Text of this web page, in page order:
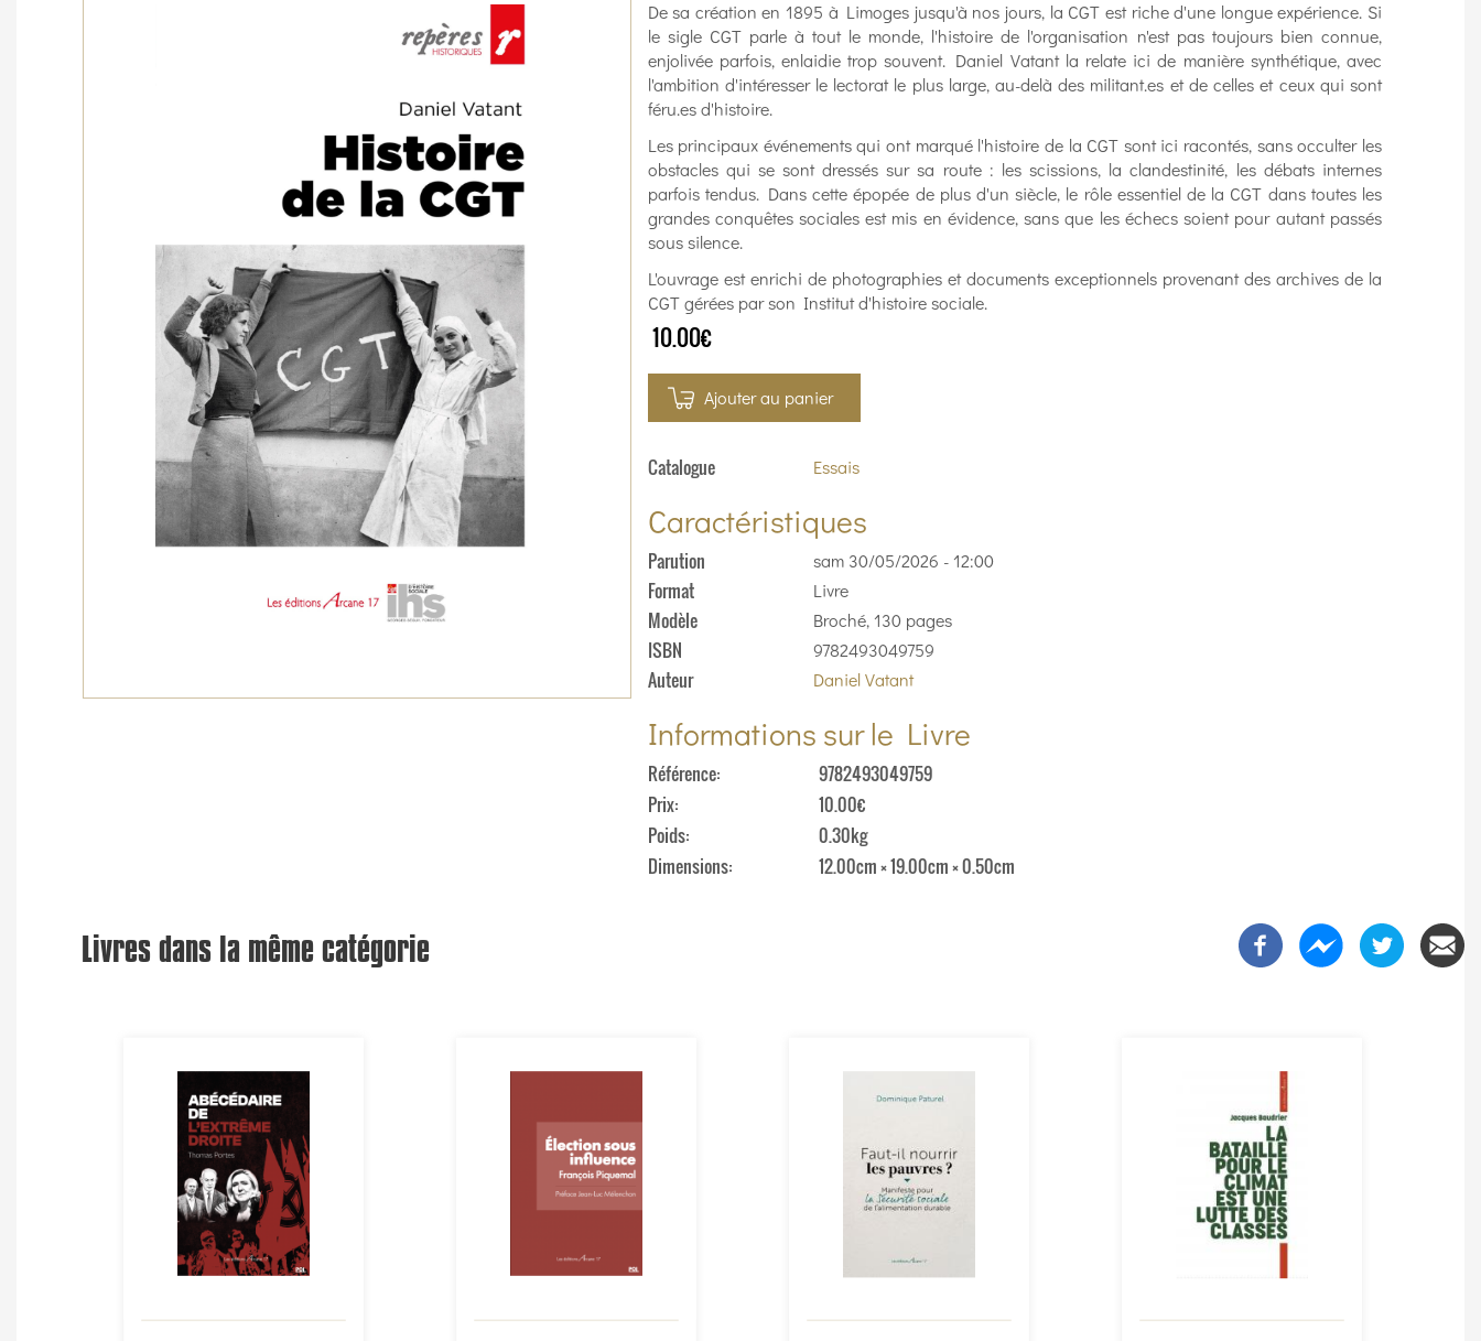
De sa création en 1895 à Limoges jusqu'à nos jours, la CGT est riche d'une longue expérience. Si
le sigle CGT parle à tout le monde, l'histoire de l'organisation n'est pas toujours bien connue,
enjolivée parfois, enlaidie trop souvent. Daniel Vatant la relate ici de manière synthétique, avec
l'ambition d'intéresser le lectorat le plus large, au-delà des militant.es et de celles et ceux qui sont
féru.es d'histoire.
Les principaux événements qui ont marqué l'histoire de la CGT sont ici racontés, sans occulter les
obstacles qui se sont dressés sur sa route : les scissions, la clandestinité, les débats internes
parfois tendus. Dans cette épopée de plus d'un siècle, le rôle essentiel de la CGT dans toutes les
grandes conquêtes sociales est mis en évidence, sans que les échecs soient pour autant passés
sous silence.
L'ouvrage est enrichi de photographies et documents exceptionnels provenant des archives de la
CGT gérées par son Institut d'histoire sociale.
10.00€
Ajouter au panier
Catalogue Essais
Caractéristiques
Parution sam 30/05/2026 - 12:00
Format Livre
Modèle Broché, 130 pages
ISBN 9782493049759
Auteur Daniel Vatant
Informations sur le Livre
Référence
9782493049759
Prix
10.00€
Poids
0.30kg
Dimensions
12.00cm × 19.00cm × 0.50cm
Livres dans la même catégorie